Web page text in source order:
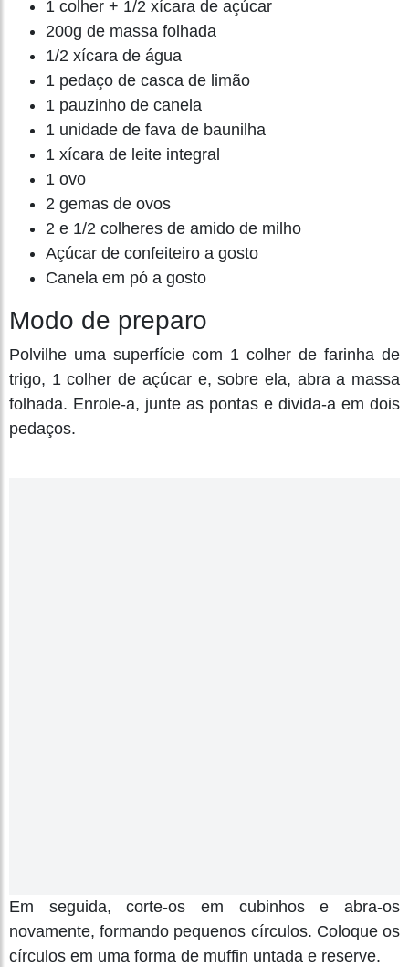
1 colher + 1/2 xícara de açúcar
200g de massa folhada
1/2 xícara de água
1 pedaço de casca de limão
1 pauzinho de canela
1 unidade de fava de baunilha
1 xícara de leite integral
1 ovo
2 gemas de ovos
2 e 1/2 colheres de amido de milho
Açúcar de confeiteiro a gosto
Canela em pó a gosto
Modo de preparo
Polvilhe uma superfície com 1 colher de farinha de
trigo, 1 colher de açúcar e, sobre ela, abra a massa
folhada. Enrole-a, junte as pontas e divida-a em dois
pedaços.
Em seguida, corte-os em cubinhos e abra-os
novamente, formando pequenos círculos. Coloque os
círculos em uma forma de muffin untada e reserve.